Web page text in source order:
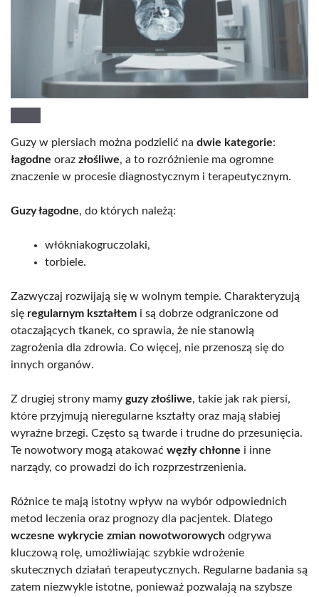
Guzy w piersiach można podzielić na dwie kategorie:
łagodne oraz złośliwe, a to rozróżnienie ma ogromne
znaczenie w procesie diagnostycznym i terapeutycznym.
Guzy łagodne, do których należą:
włókniakogruczolaki,
torbiele.
Zazwyczaj rozwijają się w wolnym tempie. Charakteryzują
się regularnym kształtem i są dobrze odgraniczone od
otaczających tkanek, co sprawia, że nie stanowią
zagrożenia dla zdrowia. Co więcej, nie przenoszą się do
innych organów.
Z drugiej strony mamy guzy złośliwe, takie jak rak piersi,
które przyjmują nieregularne kształty oraz mają słabiej
wyraźne brzegi. Często są twarde i trudne do przesunięcia.
Te nowotwory mogą atakować węzły chłonne i inne
narządy, co prowadzi do ich rozprzestrzenienia.
Różnice te mają istotny wpływ na wybór odpowiednich
metod leczenia oraz prognozy dla pacjentek. Dlatego
wczesne wykrycie zmian nowotworowych odgrywa
kluczową rolę, umożliwiając szybkie wdrożenie
skutecznych działań terapeutycznych. Regularne badania są
zatem niezwykle istotne, ponieważ pozwalają na szybsze